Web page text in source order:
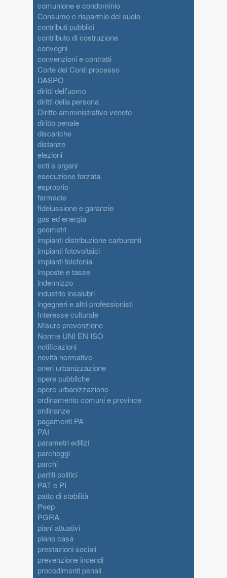
comunione e condominio
Consumo e risparmio del suolo
contributi pubblici
contributo di costruzione
convegni
convenzioni e contratti
Corte dei Conti processo
DASPO
diritti dell'uomo
diritti della persona
Diritto amministrativo veneto
diritto penale
discariche
distanze
elezioni
enti e organi
esecuzione forzata
esproprio
farmacie
fideiussione e garanzie
gas ed energia
geometri
impianti distribuzione carburanti
impianti fotovoltaici
impianti telefonia
imposte e tasse
indennizzo
industrie insalubri
ingegneri e altri professionisti
Interesse culturale
Misure prevenzione
Norme UNI EN ISO
notificazioni
novità normative
oneri urbanizzazione
opere pubbliche
opere urbanizzazione
ordinamento comuni e province
ordinanze
pagamenti PA
PAI
parametri edilizi
parcheggi
parchi
partiti politici
PAT e PI
patto di stabilità
Peep
PGRA
piani attuativi
piano casa
prestazioni sociali
prevenzione incendi
procedimenti penali